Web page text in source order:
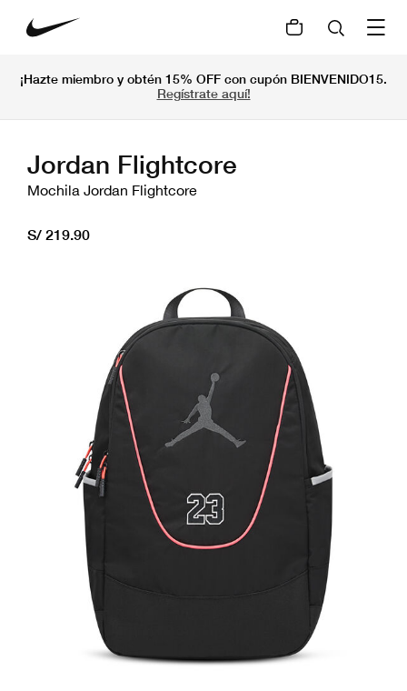
¡Hazte miembro y obtén 15% OFF con cupón BIENVENIDO15.
Regístrate aquí!
Jordan Flightcore
Mochila Jordan Flightcore
S/ 219.90